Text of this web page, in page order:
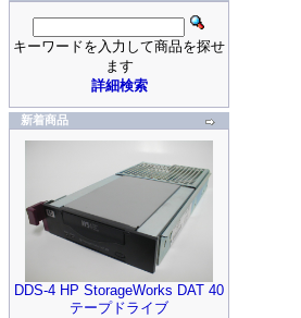
キーワードを入力して商品を探せ
ます
詳細検索
新着商品
DDS-4 HP StorageWorks DAT 40
テープドライブ